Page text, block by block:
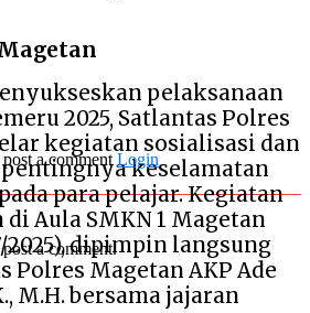
pelaksanaan
2025, Satlantas Polres
kegiatan sosialisasi dan
keselamatan
para pelajar. Kegiatan
Aula SMKN 1 Magetan
2025), dipimpin langsung
Polres Magetan AKP Ade
M.H. bersama jajaran
a comment Login
a comment.